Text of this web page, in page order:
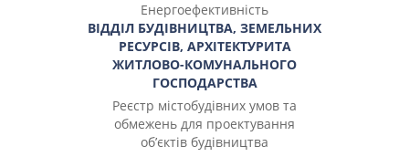
Енергоефективність
ВІДДІЛ БУДІВНИЦТВА, ЗЕМЕЛЬНИХ
РЕСУРСІВ, АРХІТЕКТУРИТА
ЖИТЛОВО-КОМУНАЛЬНОГО
ГОСПОДАРСТВА
Реєстр містобудівних умов та
обмежень для проектування
об’єктів будівництва